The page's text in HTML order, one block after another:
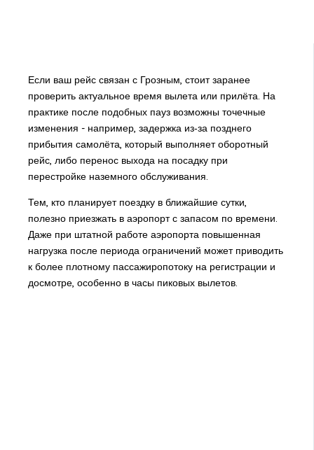
Если ваш рейс связан с Грозным, стоит заранее
проверить актуальное время вылета или прилёта. На
практике после подобных пауз возможны точечные
изменения - например, задержка из‑за позднего
прибытия самолёта, который выполняет оборотный
рейс, либо перенос выхода на посадку при
перестройке наземного обслуживания.
Тем, кто планирует поездку в ближайшие сутки,
полезно приезжать в аэропорт с запасом по времени.
Даже при штатной работе аэропорта повышенная
нагрузка после периода ограничений может приводить
к более плотному пассажиропотоку на регистрации и
досмотре, особенно в часы пиковых вылетов.